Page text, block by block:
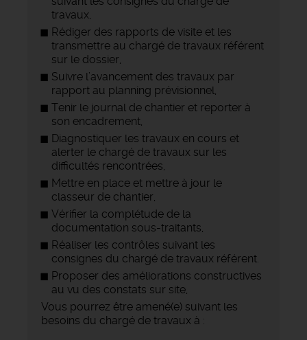
travaux,
Rédiger des rapports de visite et les
transmettre au chargé de travaux référent
sur le dossier,
Suivre l’avancement des travaux par
rapport au planning prévisionnel,
Tenir le journal de chantier et reporter à
son encadrement,
Diagnostiquer les travaux en cours et
alerter le chargé de travaux sur les
difficultés rencontrées,
Mettre en place et mettre à jour le
classeur de chantier,
Vérifier la complétude de la
documentation sous-traitants,
Réaliser les contrôles suivant les
consignes du chargé de travaux référent.
Proposer des améliorations constructives
au vu des constats sur site,
Vous pourrez être amené(e) suivant les
besoins du chargé de travaux à :